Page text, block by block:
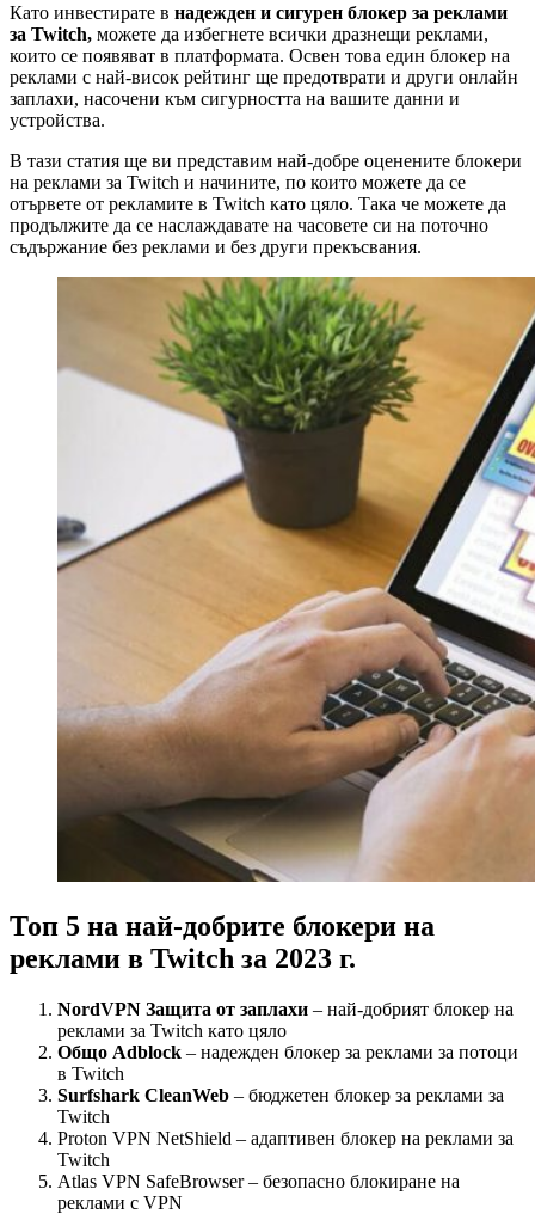
Като инвестирате в надежден и сигурен блокер за реклами
за Twitch, можете да избегнете всички дразнещи реклами,
които се появяват в платформата. Освен това един блокер на
реклами с най-висок рейтинг ще предотврати и други онлайн
заплахи, насочени към сигурността на вашите данни и
устройства.
В тази статия ще ви представим най-добре оценените блокери
на реклами за Twitch и начините, по които можете да се
отървете от рекламите в Twitch като цяло. Така че можете да
продължите да се наслаждавате на часовете си на поточно
съдържание без реклами и без други прекъсвания.
Топ 5 на най-добрите блокери на
реклами в Twitch за 2023 г.
NordVPN Защита от заплахи – най-добрият блокер на
реклами за Twitch като цяло
Общо Adblock – надежден блокер за реклами за потоци
в Twitch
Surfshark CleanWeb – бюджетен блокер за реклами за
Twitch
Proton VPN NetShield – адаптивен блокер на реклами за
Twitch
Atlas VPN SafeBrowser – безопасно блокиране на
реклами с VPN